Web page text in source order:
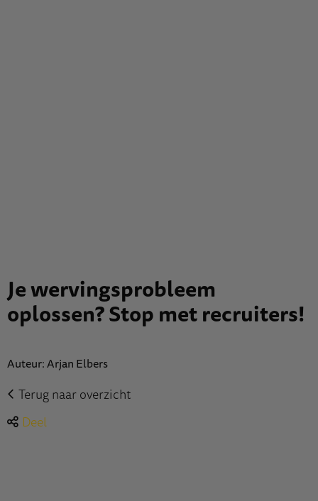
Je wervingsprobleem
oplossen? Stop met recruiters!
Auteur: Arjan Elbers
Terug naar overzicht
Deel